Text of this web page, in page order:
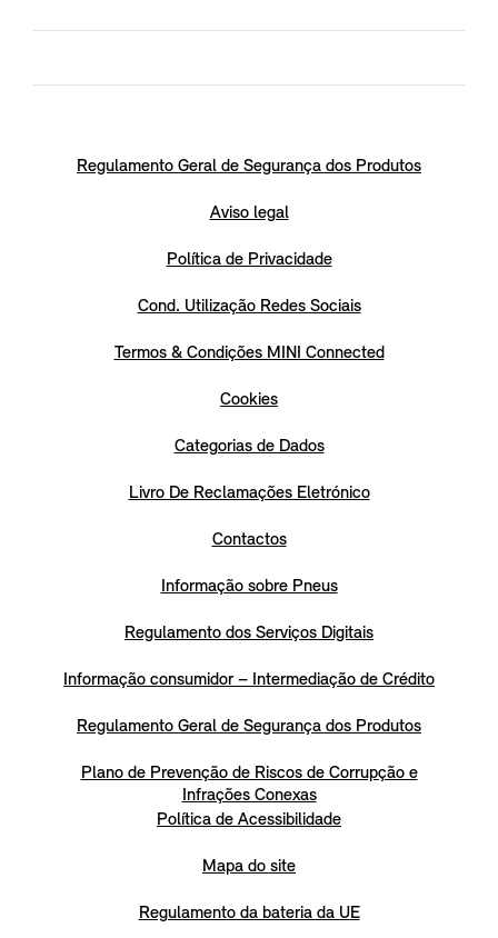
Regulamento Geral de Segurança dos Produtos
Aviso legal
Política de Privacidade
Cond. Utilização Redes Sociais
Termos & Condições MINI Connected
Cookies
Categorias de Dados
Livro De Reclamações Eletrónico
Contactos
Informação sobre Pneus
Regulamento dos Serviços Digitais
Informação consumidor – Intermediação de Crédito
Regulamento Geral de Segurança dos Produtos
Plano de Prevenção de Riscos de Corrupção e
Infrações Conexas
Política de Acessibilidade
Mapa do site
Regulamento da bateria da UE